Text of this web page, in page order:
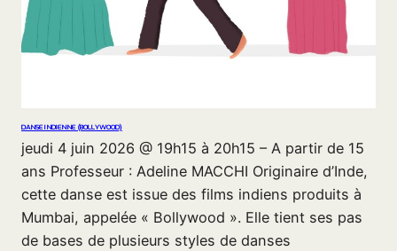
DANSE INDIENNE (BOLLYWOOD)
jeudi 4 juin 2026 @ 19h15 à 20h15 – A partir de 15
ans Professeur : Adeline MACCHI Originaire d’Inde,
cette danse est issue des films indiens produits à
Mumbai, appelée « Bollywood ». Elle tient ses pas
de bases de plusieurs styles de danses